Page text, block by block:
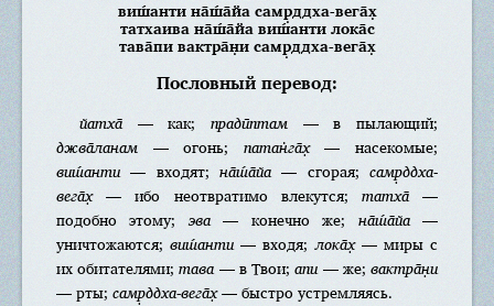
виш́анти на̄ш́а̄йа самр̣ддха-вега̄х̣
татхаива на̄ш́а̄йа виш́анти лока̄с
тава̄пи вактра̄н̣и самр̣ддха-вега̄х̣
Пословный перевод:
йатха̄— как; прадӣптам — в пылающий;
джва̄ланам — огонь; патан̇га̄х̣— насекомые;
виш́анти— входят; на̄ш́а̄йа— сгорая; самр̣ддха-
вега̄х̣— ибо неотвратимо влекутся; татха̄—
подобно этому;эва— конечно же; на̄ш́а̄йа—
уничтожаются;виш́анти— входя;лока̄х̣— миры с
их обитателями;тава— в Твои;апи— же;вактра̄н̣и
— рты; самр̣ддха-вега̄х̣— быстро устремляясь.